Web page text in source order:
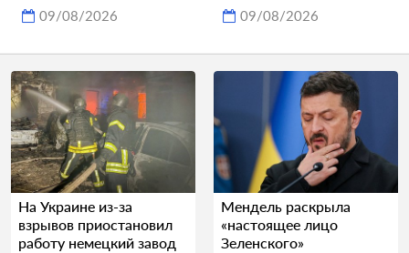
09/08/2026 09/08/2026
На Украине из-за
взрывов приостановил
работу немецкий завод
Мендель раскрыла
«настоящее лицо
Зеленского»